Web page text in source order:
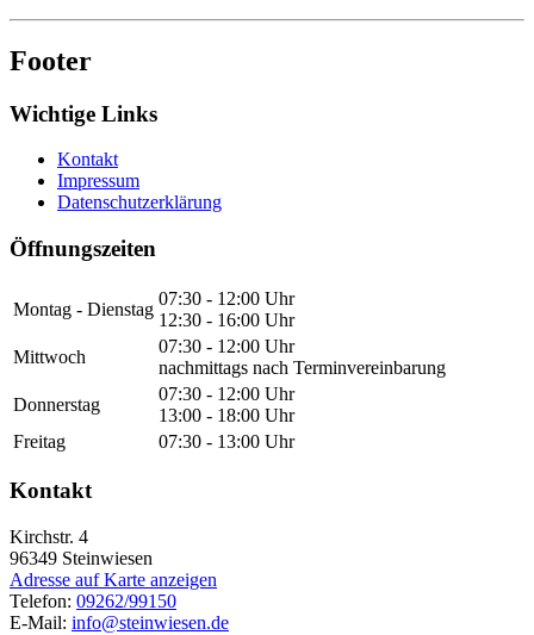
Footer
Wichtige Links
Kontakt
Impressum
Datenschutzerklärung
Öffnungszeiten
Montag - Dienstag
07:30 - 12:00 Uhr
12:30 - 16:00 Uhr
Mittwoch
07:30 - 12:00 Uhr
nachmittags nach Terminvereinbarung
Donnerstag
07:30 - 12:00 Uhr
13:00 - 18:00 Uhr
Freitag
07:30 - 13:00 Uhr
Kontakt
Kirchstr. 4
96349 Steinwiesen
Adresse auf Karte anzeigen
Telefon: 09262/99150
E-Mail: info@steinwiesen.de